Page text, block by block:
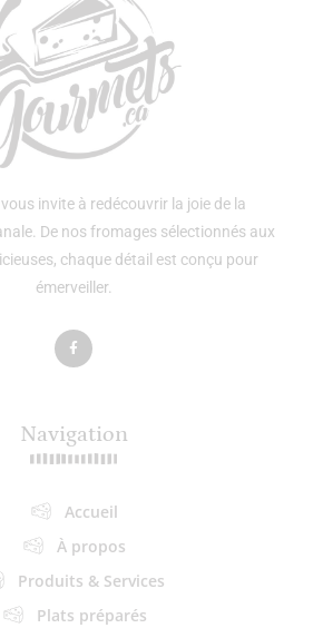
invite à redécouvrir la joie de la
De nos fromages sélectionnés aux
chaque détail est conçu pour
émerveiller.
Navigation
Accueil
À propos
Produits & Services
Plats préparés